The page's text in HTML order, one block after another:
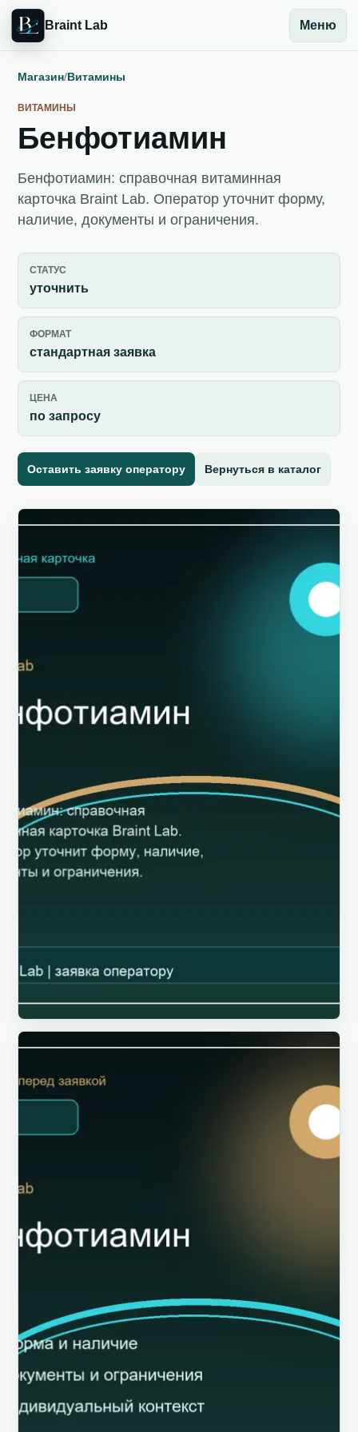
Braint Lab Меню
Магазин/Витамины
ВИТАМИНЫ
Бенфотиамин
Бенфотиамин: справочная витаминная
карточка Braint Lab. Оператор уточнит форму,
наличие, документы и ограничения.
СТАТУС
уточнить
ФОРМАТ
стандартная заявка
ЦЕНА
по запросу
Оставить заявку оператору Вернуться в каталог